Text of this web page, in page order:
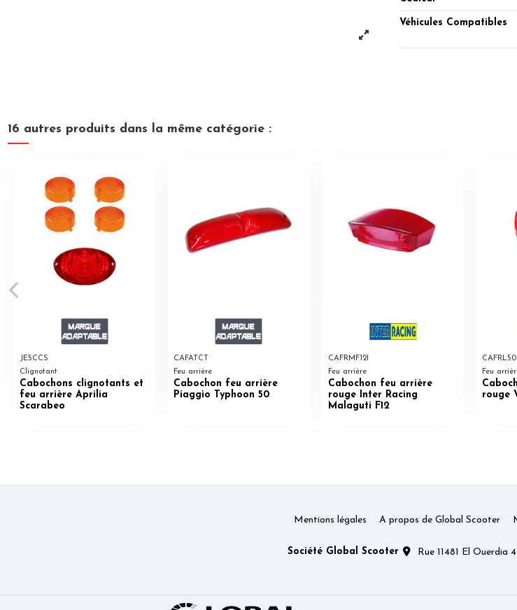
Véhicules Compatibles
16 autres produits dans la même catégorie :
JE5CCS
Clignotant
Cabochons clignotants et
feu arrière Aprilia
Scarabeo
CAFATCT
Feu arrière
Cabochon feu arrière
Piaggio Typhoon 50
CAFRMF12I
Feu arrière
Cabochon feu arrière
rouge Inter Racing
Malaguti F12
CAFRL50
Feu
rouge
Mentions légales A propos de Global Scooter
Société Global Scooter Rue 11481 El Ouerdia 4